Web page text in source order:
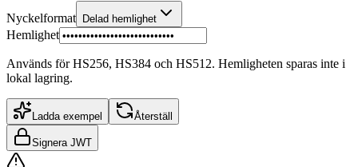
Nyckelformat Delad hemlighet
Hemlighet
Används för HS256, HS384 och HS512. Hemligheten sparas inte i
lokal lagring.
Ladda exempel Återställ
Signera JWT